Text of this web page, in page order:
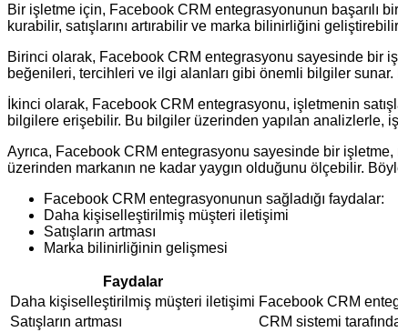
Bir işletme için, Facebook CRM entegrasyonunun başarılı
kurabilir, satışlarını artırabilir ve marka bilinirliğini
Birinci olarak, Facebook CRM entegrasyonu sayesinde bir
beğenileri, tercihleri ve ilgi alanları gibi önemli bilgiler
İkinci olarak, Facebook CRM entegrasyonu, işletmenin
bilgilere erişebilir. Bu bilgiler üzerinden yapılan analizlerle,
Ayrıca, Facebook CRM entegrasyonu sayesinde bir
üzerinden markanın ne kadar yaygın olduğunu ölçebilir.
Facebook CRM entegrasyonunun sağladığı faydalar:
Daha kişiselleştirilmiş müşteri iletişimi
Satışların artması
Marka bilinirliğinin gelişmesi
Faydalar
Daha kişiselleştirilmiş müşteri iletişimi Facebook CRM
Satışların artması
CRM sistemi